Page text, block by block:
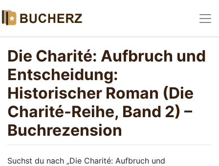
Die Charité: Aufbruch und
Entscheidung:
Historischer Roman (Die
Charité-Reihe, Band 2) –
Buchrezension
Suchst du nach „Die Charité: Aufbruch und